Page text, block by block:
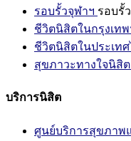
รอบรั้วจุฬาฯ รอบรั้
ชีวิตนิสิตในกรุงเทพ
ชีวิตนิสิตในประเทศ
สุขภาวะทางใจนิสิต
บริการนิสิต
ศูนย์บริการสุขภาพ